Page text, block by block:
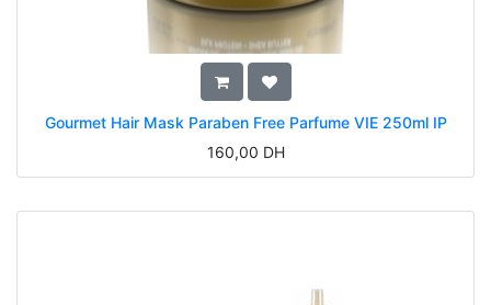
Gourmet Hair Mask Paraben Free Parfume VIE 250ml IP
160,00 DH